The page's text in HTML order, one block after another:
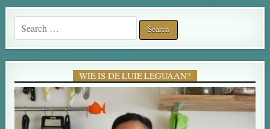
WIE IS DE LUIE LEGUAAN?